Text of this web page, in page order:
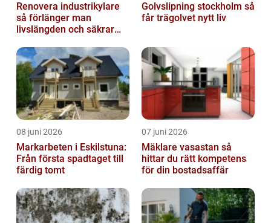
Renovera industrikylare
så förlänger man
livslängden och säkrar
Golvslipning stockholm så
får trägolvet nytt liv
08 juni 2026
Markarbeten i Eskilstuna:
Från första spadtaget till
färdig tomt
07 juni 2026
Mäklare vasastan så
hittar du rätt kompetens
för din bostadsaffär